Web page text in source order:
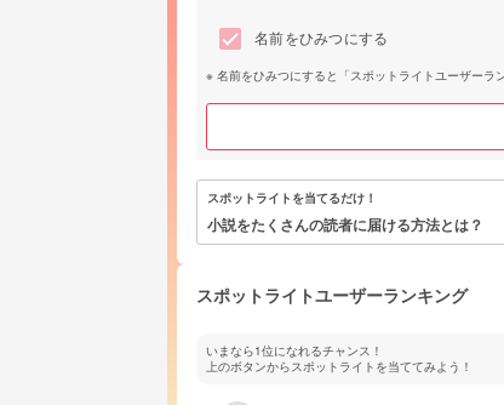
名前をひみつにする
名前をひみつにすると「スポットライトユーザーラ
スポットライトを当てるだけ！
小説をたくさんの読者に届ける方法とは？
スポットライトユーザーランキング
いまなら1位になれるチャンス！
上のボタンからスポットライトを当ててみよう！